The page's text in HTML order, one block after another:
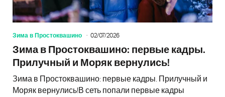
Зима в Простоквашино 02/07/2026
Зима в Простоквашино: первые кадры.
Прилучный и Моряк вернулись!
Зима в Простоквашино: первые кадры. Прилучный и
Моряк вернулись!В сеть попали первые кадры